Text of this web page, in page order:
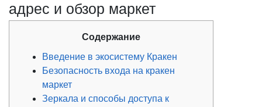
адрес и обзор маркет
Содержание
Введение в экосистему Кракен
Безопасность входа на кракен
маркет
Зеркала и способы доступа к